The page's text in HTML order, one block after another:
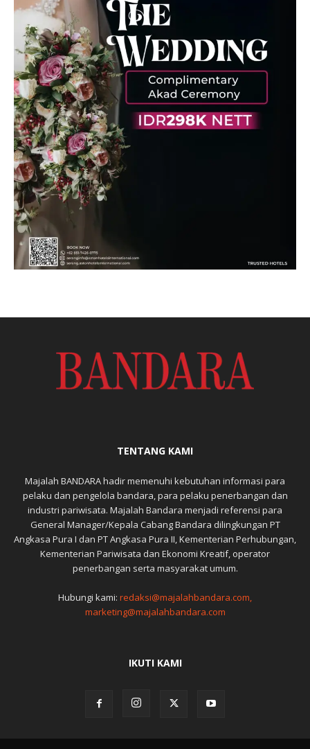
TENTANG KAMI
Majalah BANDARA hadir memenuhi kebutuhan informasi para
pelaku dan pengelola bandara, para pelaku penerbangan dan
industri pariwisata. Majalah Bandara menjadi referensi para
General Manager/Kepala Cabang Bandara dilingkungan PT
Angkasa Pura I dan PT Angkasa Pura II, Kementerian Perhubungan,
Kementerian Pariwisata dan Ekonomi Kreatif, operator
penerbangan serta masyarakat umum.
Hubungi kami: redaksi@majalahbandara.com,
marketing@majalahbandara.com
IKUTI KAMI